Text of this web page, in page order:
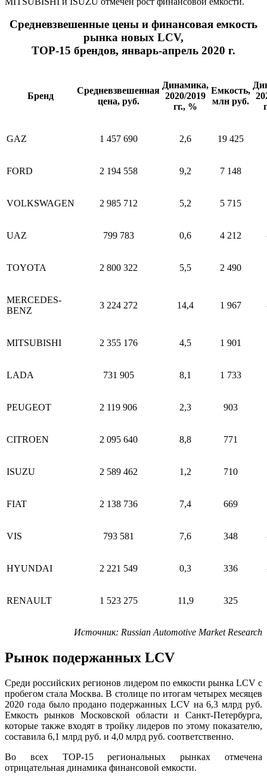
Средневзвешенные цены и финансовая емкость
рынка новых LCV,
ТОР-15 брендов, январь-апрель 2020 г.
Бренд
Средневзвешенная
цена, руб.
Динамика,
2020/2019
гг., %
Емкость,
млн руб.
GAZ 1 457 690 2,6 19 425
FORD 2 194 558 9,2 7 148
VOLKSWAGEN 2 985 712 5,2 5 715
UAZ 799 783 0,6 4 212
TOYOTA 2 800 322 5,5 2 490
MERCEDES-
BENZ
3 224 272 14,4 1 967
MITSUBISHI 2 355 176 4,5 1 901
LADA 731 905 8,1 1 733
PEUGEOT 2 119 906 2,3 903
CITROEN 2 095 640 8,8 771
ISUZU 2 589 462 1,2 710
FIAT 2 138 736 7,4 669
VIS 793 581 7,6 348
HYUNDAI 2 221 549 0,3 336
RENAULT 1 523 275 11,9 325
Источник: Russian Automotive Market Research
Рынок подержанных LCV
Среди российских регионов лидером по емкости рынка LCV с
пробегом стала Москва. В столице по итогам четырех месяцев
2020 года было продано подержанных LCV на 6,3 млрд руб.
Емкость рынков Московской области и Санкт-Петербурга,
которые также входят в тройку лидеров по этому показателю,
составила 6,1 млрд руб. и 4,0 млрд руб. соответственно.
Во всех ТОР-15 региональных рынках отмечена
отрицательная динамика финансовой емкости.